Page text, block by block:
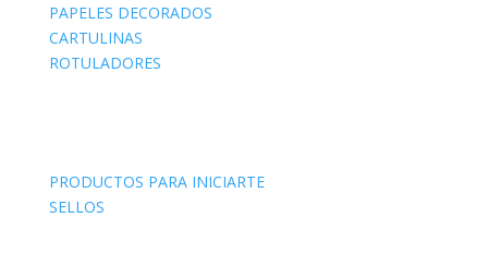
PAPELES DECORADOS
CARTULINAS
ROTULADORES
PRODUCTOS PARA INICIARTE
SELLOS